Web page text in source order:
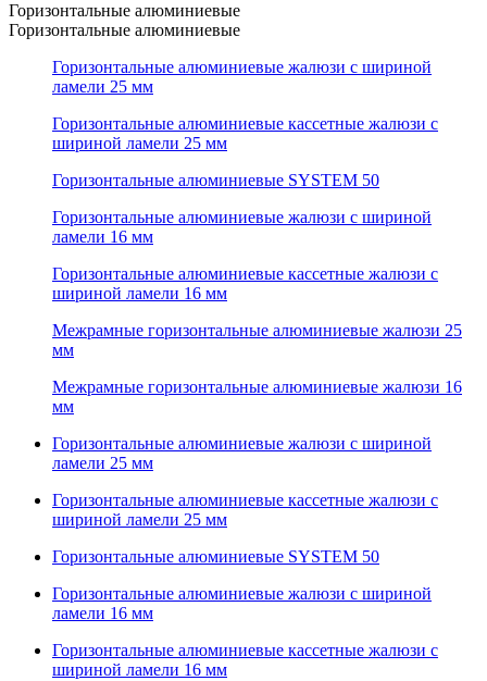
Горизонтальные алюминиевые
Горизонтальные алюминиевые
Горизонтальные алюминиевые жалюзи с шириной
ламели 25 мм
Горизонтальные алюминиевые кассетные жалюзи с
шириной ламели 25 мм
Горизонтальные алюминиевые SYSTEM 50
Горизонтальные алюминиевые жалюзи с шириной
ламели 16 мм
Горизонтальные алюминиевые кассетные жалюзи с
шириной ламели 16 мм
Межрамные горизонтальные алюминиевые жалюзи 25
мм
Межрамные горизонтальные алюминиевые жалюзи 16
мм
Горизонтальные алюминиевые жалюзи с шириной
ламели 25 мм
Горизонтальные алюминиевые кассетные жалюзи с
шириной ламели 25 мм
Горизонтальные алюминиевые SYSTEM 50
Горизонтальные алюминиевые жалюзи с шириной
ламели 16 мм
Горизонтальные алюминиевые кассетные жалюзи с
шириной ламели 16 мм